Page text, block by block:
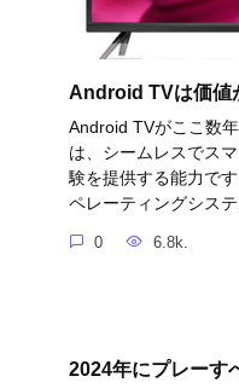
Android TVは価値
Android TVがここ数
は、シームレスでス
験を提供する能力で
ペレーティングシス
0 6.8k.
2024年にプレーす